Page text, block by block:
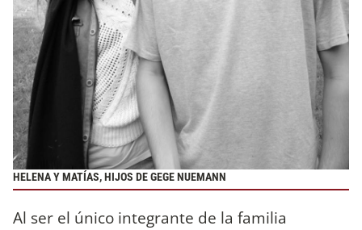
HELENA Y MATÍAS, HIJOS DE GEGE NUEMANN
Al ser el único integrante de la familia